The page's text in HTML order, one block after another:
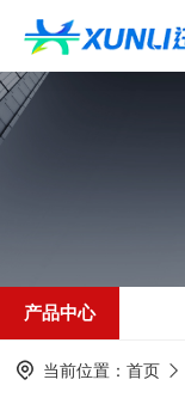
产品中心
当前位置： 首页